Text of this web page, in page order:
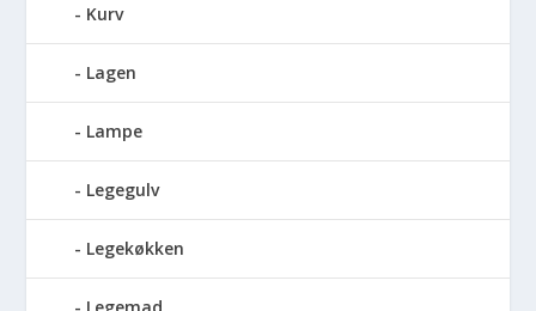
Kurv
Lagen
Lampe
Legegulv
Legekøkken
Legemad